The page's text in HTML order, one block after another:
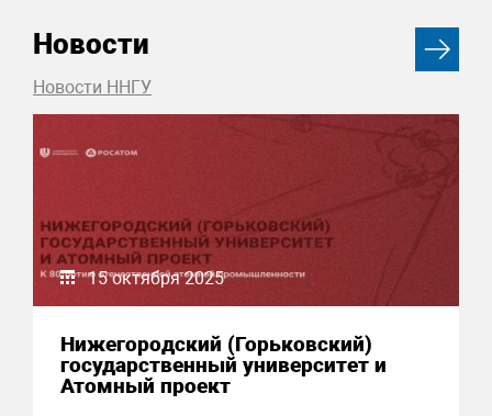
Новости
Новости ННГУ
15 октября 2025
Нижегородский (Горьковский)
государственный университет и
Атомный проект